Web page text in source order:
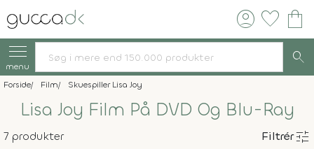
account_circle favorite shopping_bag
menu search
Forside Film Skuespiller Lisa Joy
Lisa Joy Film På DVD Og Blu-Ray
7 produkter Filtrértune